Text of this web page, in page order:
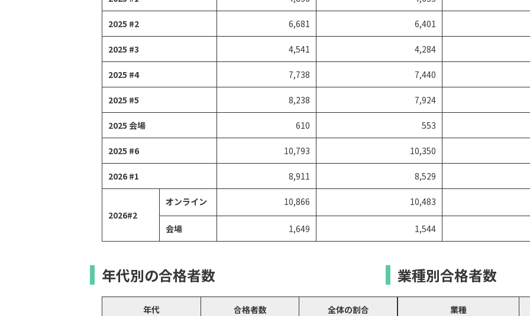
2025 #2 6,681 6,401
2025 #3 4,541 4,284
2025 #4 7,738 7,440
2025 #5 8,238 7,924
2025 会場 610 553
2025 #6 10,793 10,350
2026 #1 8,911 8,529
2026#2
オンライン 10,866 10,483
会場 1,649 1,544
年代別の合格者数
年代 合格者数 全体の割合
業種別合格者数
業種